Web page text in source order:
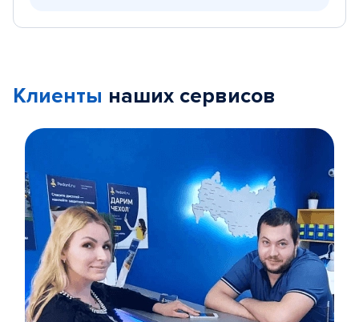
Клиенты наших сервисов